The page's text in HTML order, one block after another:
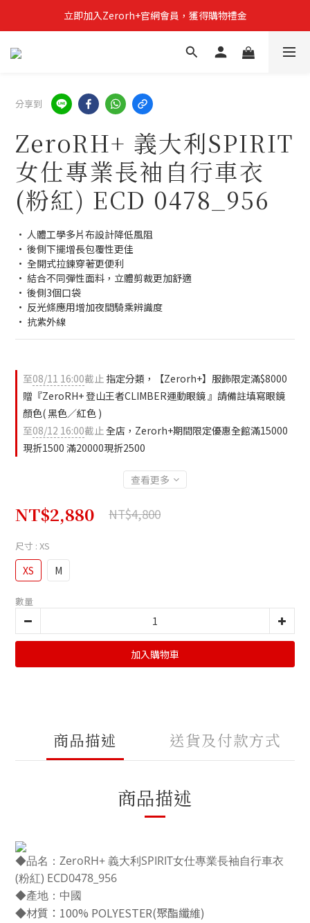
立即加入Zerorh+官網會員，獲得購物禮金
立即加入Zerorh+官網會員，獲得購物禮金
Zerorh+期間限定優惠全館滿15000折1500滿20000折2500
分享到
ZeroRH+ 義大利SPIRIT
女仕專業長袖自行車衣
(粉紅) ECD 0478_956
• 人體工學多片布設計降低風阻
• 後側下擺增長包覆性更佳
• 全開式拉鍊穿著更便利
• 結合不同彈性面料，立體剪裁更加舒適
• 後側3個口袋
• 反光條應用增加夜間騎乘辨識度
• 抗紫外線
至08/11 16:00截止 指定分類，【Zerorh+】服飾限定滿$8000
贈『ZeroRH+ 登山王者CLIMBER運動眼鏡 』請備註填寫眼鏡
顏色( 黑色／紅色 )
至08/12 16:00截止全店，Zerorh+期間限定優惠全館滿15000
現折1500 滿20000現折2500
查看更多
NT$2,880 NT$4,800
尺寸 : XS
XS M
數量
加入購物車
商品描述 送貨及付款方式
商品描述
◆品名：ZeroRH+ 義大利SPIRIT女仕專業長袖自行車衣
(粉紅) ECD0478_956
◆產地：中國
◆材質：100% POLYESTER(聚酯纖維)